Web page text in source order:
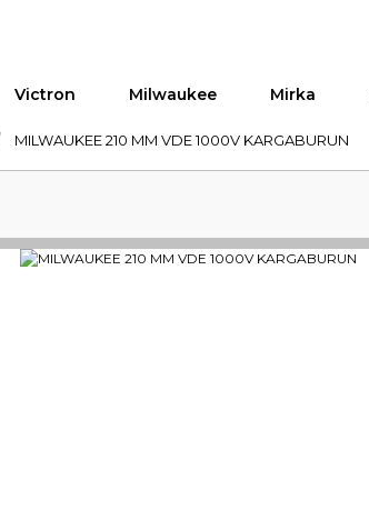
Victron Milwaukee Mirka
MILWAUKEE 210 MM VDE 1000V KARGABURUN